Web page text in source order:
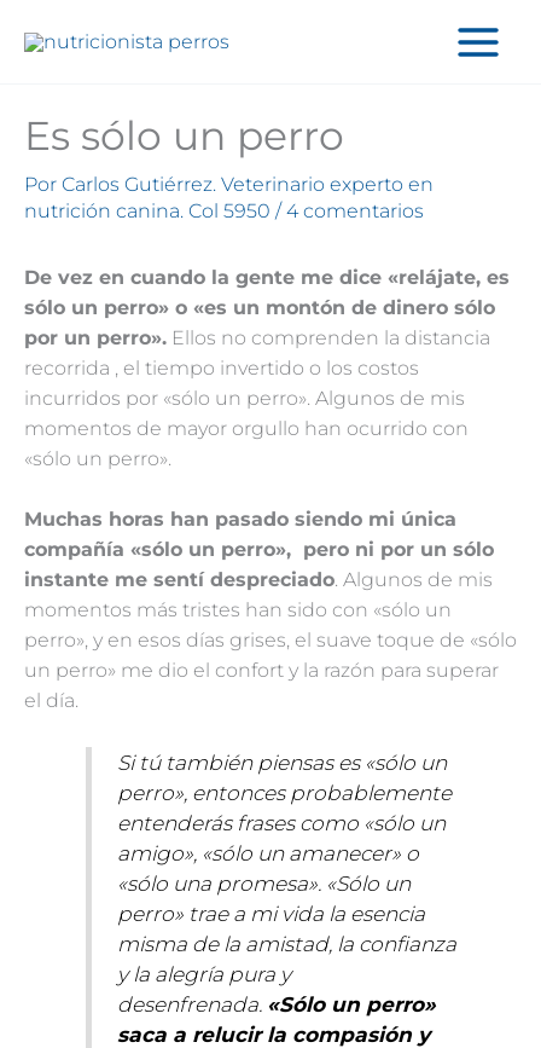
Es sólo un perro
Por Carlos Gutiérrez. Veterinario experto en
nutrición canina. Col 5950 / 4 comentarios
De vez en cuando la gente me dice «relájate, es
sólo un perro» o «es un montón de dinero sólo
por un perro». Ellos no comprenden la distancia
recorrida , el tiempo invertido o los costos
incurridos por «sólo un perro». Algunos de mis
momentos de mayor orgullo han ocurrido con
«sólo un perro».
Muchas horas han pasado siendo mi única
compañía «sólo un perro», pero ni por un sólo
instante me sentí despreciado. Algunos de mis
momentos más tristes han sido con «sólo un
perro», y en esos días grises, el suave toque de «sólo
un perro» me dio el confort y la razón para superar
el día.
Si tú también piensas es «sólo un
perro», entonces probablemente
entenderás frases como «sólo un
amigo», «sólo un amanecer» o
«sólo una promesa». «Sólo un
perro» trae a mi vida la esencia
misma de la amistad, la confianza
y la alegría pura y
desenfrenada. «Sólo un perro»
saca a relucir la compasión y